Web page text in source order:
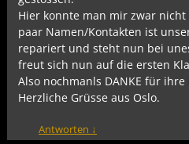
Hier konnte man mir zwar
paar Namen/Kontakten ist
repariert und steht nun bei
freut sich nun auf die ersten
Also nochmanls DANKE für ihre
Herzliche Grüsse aus Oslo.
Antworten ↓